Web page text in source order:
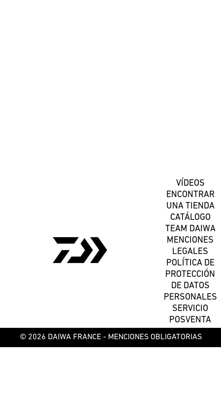
VÍDEOS
ENCONTRAR
UNA TIENDA
CATÁLOGO
TEAM DAIWA
MENCIONES
LEGALES
POLÍTICA DE
PROTECCIÓN
DE DATOS
PERSONALES
SERVICIO
POSVENTA
© 2026 DAIWA FRANCE - MENCIONES OBLIGATORIAS